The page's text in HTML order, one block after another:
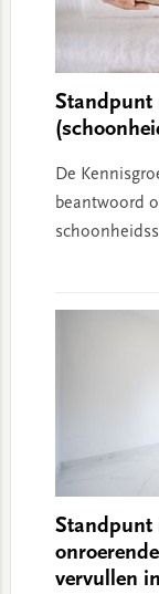
Standpunt
De
beantwoord
Standpunt
vervullen